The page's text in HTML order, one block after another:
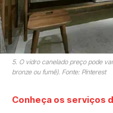
5. O vidro canelado preço pode
bronze ou fumê). Fonte: Pinterest
Conheça os serviços